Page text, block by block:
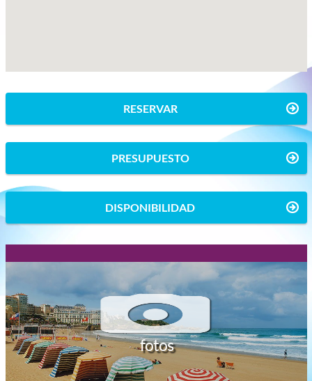
RESERVAR
PRESUPUESTO
DISPONIBILIDAD
fotos